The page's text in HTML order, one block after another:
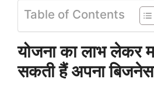
Table of Contents
योजना का लाभ लेकर
सकती हैं अपना बिजनेस